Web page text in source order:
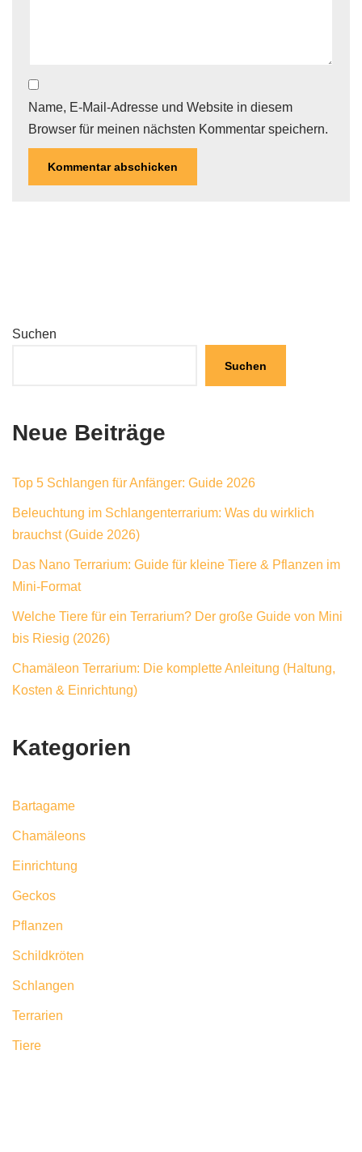
Name, E-Mail-Adresse und Website in diesem
Browser für meinen nächsten Kommentar speichern.
Suchen
Suchen
Neue Beiträge
Top 5 Schlangen für Anfänger: Guide 2026
Beleuchtung im Schlangenterrarium: Was du wirklich
brauchst (Guide 2026)
Das Nano Terrarium: Guide für kleine Tiere & Pflanzen im
Mini-Format
Welche Tiere für ein Terrarium? Der große Guide von Mini
bis Riesig (2026)
Chamäleon Terrarium: Die komplette Anleitung (Haltung,
Kosten & Einrichtung)
Kategorien
Bartagame
Chamäleons
Einrichtung
Geckos
Pflanzen
Schildkröten
Schlangen
Terrarien
Tiere